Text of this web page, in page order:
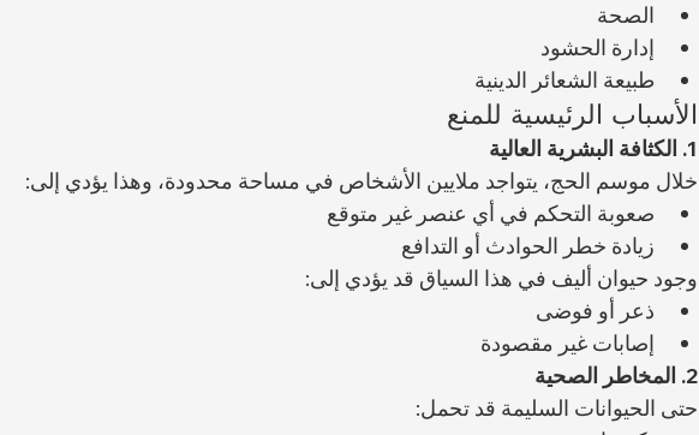
الصحة
إدارة الحشود
طبيعة الشعائر الدينية
الأسباب الرئيسية للمنع
1. الكثافة البشرية العالية
خلال موسم الحج، يتواجد ملايين الأشخاص في مساحة محدودة، وهذا يؤدي إلى:
صعوبة التحكم في أي عنصر غير متوقع
زيادة خطر الحوادث أو التدافع
وجود حيوان أليف في هذا السياق قد يؤدي إلى:
ذعر أو فوضى
إصابات غير مقصودة
2. المخاطر الصحية
حتى الحيوانات السليمة قد تحمل: